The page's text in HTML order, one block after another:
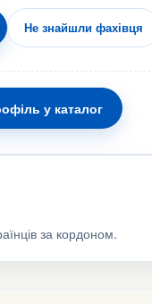
Не знайшли фахівця
у каталог
за кордоном.